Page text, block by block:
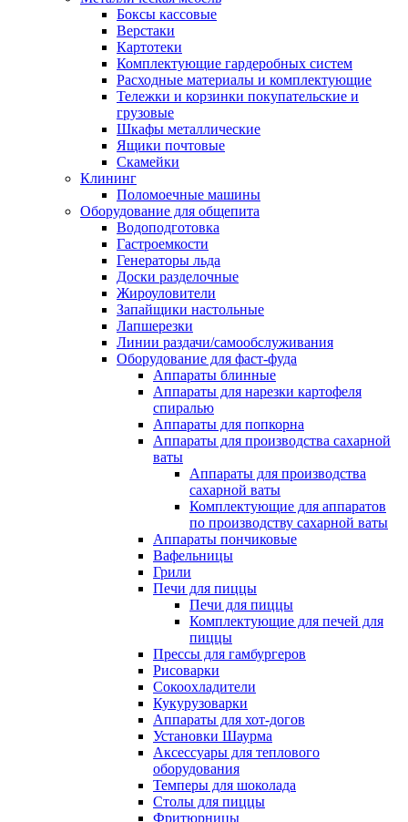
Боксы кассовые
Верстаки
Картотеки
Комплектующие гардеробных систем
Расходные материалы и комплектующие
Тележки и корзинки покупательские и
грузовые
Шкафы металлические
Ящики почтовые
Скамейки
Клининг
Поломоечные машины
Оборудование для общепита
Водоподготовка
Гастроемкости
Генераторы льда
Доски разделочные
Жироуловители
Запайщики настольные
Лапшерезки
Линии раздачи/самообслуживания
Оборудование для фаст-фуда
Аппараты блинные
Аппараты для нарезки картофеля
спиралью
Аппараты для попкорна
Аппараты для производства сахарной
ваты
Аппараты для производства
сахарной ваты
Комплектующие для аппаратов
по производству сахарной ваты
Аппараты пончиковые
Вафельницы
Грили
Печи для пиццы
Печи для пиццы
Комплектующие для печей для
пиццы
Прессы для гамбургеров
Рисоварки
Сокоохладители
Кукурузоварки
Аппараты для хот-догов
Установки Шаурма
Аксессуары для теплового
оборудования
Темперы для шоколада
Столы для пиццы
Фритюрницы